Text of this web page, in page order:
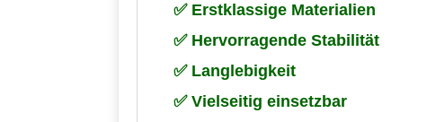
✅ Erstklassige Materialien
✅ Hervorragende Stabilität
✅ Langlebigkeit
✅ Vielseitig einsetzbar